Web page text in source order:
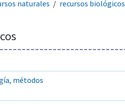
naturales recursos biológicos
métodos